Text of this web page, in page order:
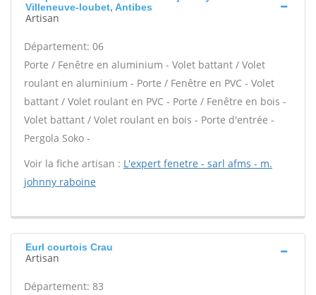
Villeneuve-loubet, Antibes
Artisan
Département: 06
Porte / Fenêtre en aluminium - Volet battant / Volet
roulant en aluminium - Porte / Fenêtre en PVC - Volet
battant / Volet roulant en PVC - Porte / Fenêtre en bois -
Volet battant / Volet roulant en bois - Porte d'entrée -
Pergola Soko -
Voir la fiche artisan : L'expert fenetre - sarl afms - m.
johnny raboine
Eurl courtois Crau
Artisan
Département: 83